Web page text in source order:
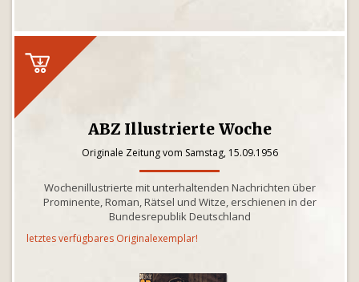
ABZ Illustrierte Woche
Originale Zeitung vom Samstag, 15.09.1956
Wochenillustrierte mit unterhaltenden Nachrichten über
Prominente, Roman, Rätsel und Witze, erschienen in der
Bundesrepublik Deutschland
letztes verfügbares Originalexemplar!